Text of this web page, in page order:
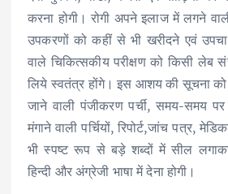
करना होगी। रोगी अपने इलाज में लगने
उपकरणों को कहीं से भी खरीदने एवं
वाले चिकित्सकीय परीक्षण को किसी
लिये स्वतंत्र होंगे। इस आशय की सूचना को
जाने वाली पंजीकरण पर्ची, समय-समय
मंगाने वाली पर्चियों, रिपोर्ट,जांच पत्र,
भी स्पष्ट रूप से बड़े शब्दों में सील
हिन्दी और अंग्रेजी भाषा में देना होगी।